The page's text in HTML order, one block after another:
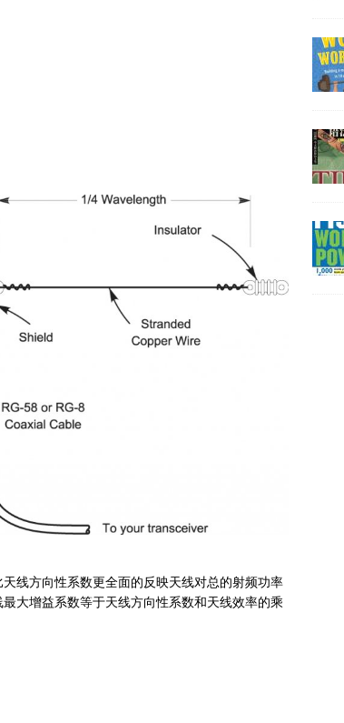
线方向性系数更全面的反映天线对总的射频功率
大增益系数等于天线方向性系数和天线效率的乘